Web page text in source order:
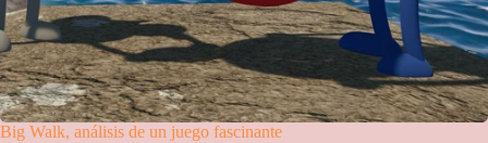
Big Walk, análisis de un juego fascinante